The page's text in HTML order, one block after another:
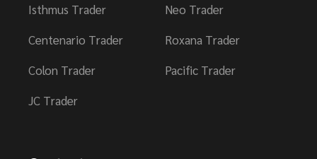
Isthmus Trader
Centenario Trader
Colon Trader
JC Trader
Neo Trader
Roxana Trader
Pacific Trader